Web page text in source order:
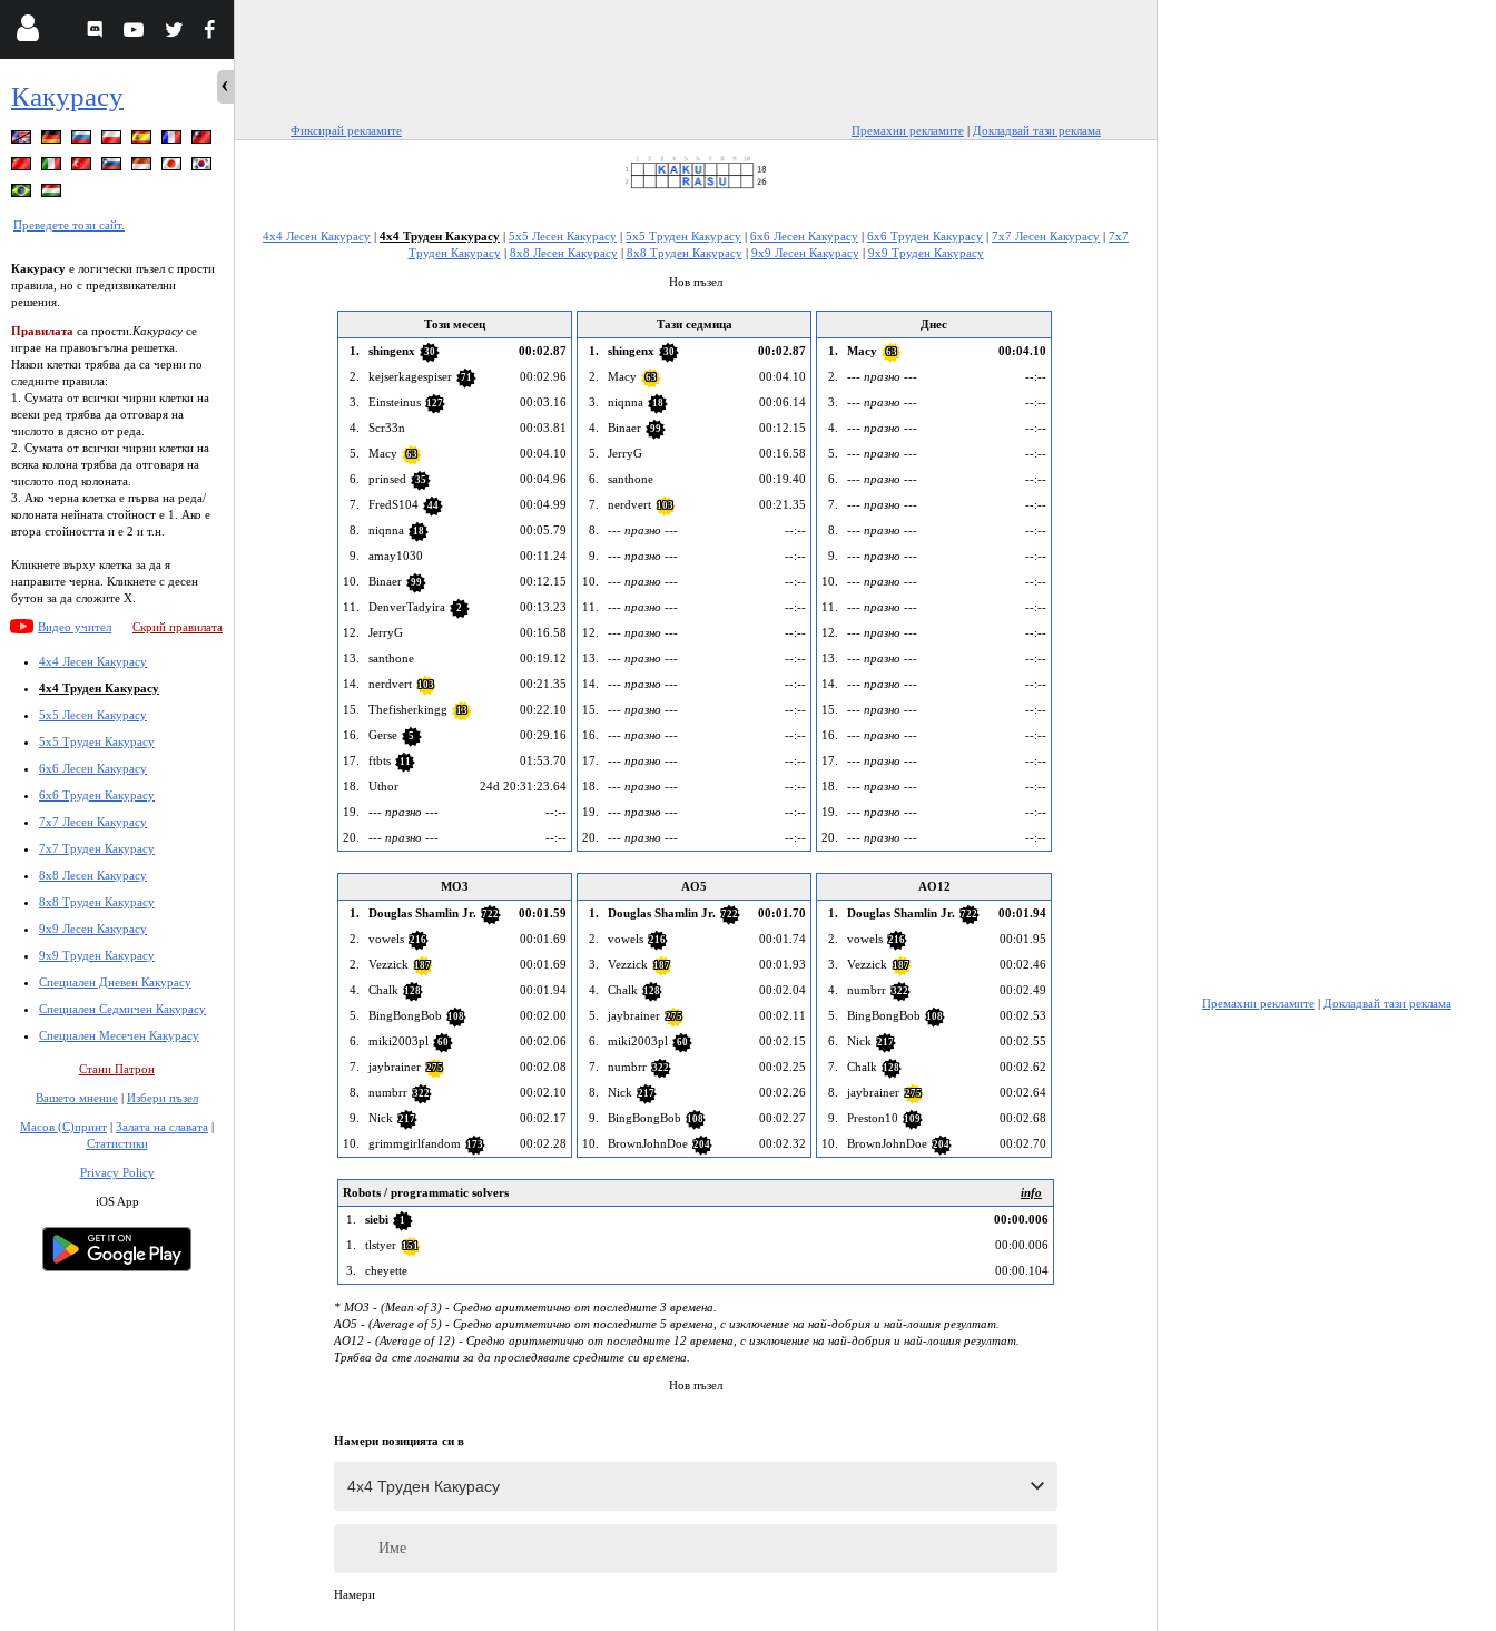
Какурасу
Преведете този сайт.
Какурасу е логически пъзел с прости
правила, но с предизвикателни
решения.
Правилата са прости. Какурасу се
играе на правоъгълна решетка.
Някои клетки трябва да са черни по
следните правила:
1. Сумата от всички чирни клетки на
всеки ред трябва да отговаря на
числото в дясно от реда.
2. Сумата от всички чирни клетки на
всяка колона трябва да отговаря на
числото под колоната.
3. Ако черна клетка е първа на реда/
колоната нейната стойност е 1. Ако е
втора стойността и е 2 и т.н.
Кликнете върху клетка за да я
направите черна. Кликнете с десен
бутон за да сложите X.
Видео учител Скрий правилата
4x4 Лесен Какурасу
4x4 Труден Какурасу
5x5 Лесен Какурасу
5x5 Труден Какурасу
6x6 Лесен Какурасу
6x6 Труден Какурасу
7x7 Лесен Какурасу
7x7 Труден Какурасу
8x8 Лесен Какурасу
8x8 Труден Какурасу
9x9 Лесен Какурасу
9x9 Труден Какурасу
Специален Дневен Какурасу
Специален Седмичен Какурасу
Специален Месечен Какурасу
Стани Патрон
Вашето мнение | Избери пъзел
Масов (С)принт | Залата на славата |
Статистики
Privacy Policy
iOS App
Фиксирай рекламите Премахни рекламите | Докладвай тази реклама
4x4 Лесен Какурасу | 4x4 Труден Какурасу | 5x5 Лесен Какурасу | 5x5 Труден Какурасу | 6x6 Лесен Какурасу | 6x6 Труден Какурасу | 7x7 Лесен Какурасу | 7x7
Труден Какурасу| 8x8 Лесен Какурасу| 8x8 Труден Какурасу| 9x9 Лесен Какурасу| 9x9 Труден Какурасу
Нов пъзел
Този месец
1.
shingenx 30
00:02.87
2.
kejserkagespiser 71
00:02.96
3.
Einsteinus 127
00:03.16
4.
Scr33n
00:03.81
5.
Macy 63
00:04.10
6.
prinsed 35
00:04.96
7.
FredS104 44
00:04.99
8.
niqnna 18
00:05.79
9.
amay1030
00:11.24
10.
Binaer 99
00:12.15
11.
DenverTadyira 2
00:13.23
12.
JerryG
00:16.58
13.
santhone
00:19.12
14.
nerdvert 103
00:21.35
15.
Thefisherkingg 13
00:22.10
16.
Gerse 5
00:29.16
17.
ftbts 11
01:53.70
18.
Uthor
24d 20:31:23.64
19.
--- празно ---
--:--
20.
--- празно --- --:--
Тази седмица
1.
shingenx 30
00:02.87
2.
Macy 63
00:04.10
3.
niqnna 18
00:06.14
4.
Binaer 99
00:12.15
5.
JerryG
00:16.58
6.
santhone
00:19.40
7.
nerdvert 103
00:21.35
8.
--- празно ---
--:--
9.
--- празно ---
--:--
10.
--- празно ---
--:--
11.
--- празно ---
--:--
12.
--- празно ---
--:--
13.
--- празно ---
--:--
14.
--- празно ---
--:--
15.
--- празно ---
--:--
16.
--- празно ---
--:--
17.
--- празно ---
--:--
18.
--- празно ---
--:--
19.
--- празно ---
--:--
20.
--- празно --- --:--
Днес
1.
Macy 63
00:04.10
2.
--- празно ---
--:--
3.
--- празно ---
--:--
4.
--- празно ---
--:--
5.
--- празно ---
--:--
6.
--- празно ---
--:--
7.
--- празно ---
--:--
8.
--- празно ---
--:--
9.
--- празно ---
--:--
10.
--- празно ---
--:--
11.
--- празно ---
--:--
12.
--- празно ---
--:--
13.
--- празно ---
--:--
14.
--- празно ---
--:--
15.
--- празно ---
--:--
16.
--- празно ---
--:--
17.
--- празно ---
--:--
18.
--- празно ---
--:--
19.
--- празно ---
--:--
20.
--- празно --- --:--
MO3
1.
Douglas Shamlin Jr. 722
00:01.59
2.
vowels 216
00:01.69
2.
Vezzick 187
00:01.69
4.
Chalk 128
00:01.94
5.
BingBongBob 108
00:02.00
6.
miki2003pl 60
00:02.06
7.
jaybrainer 275
00:02.08
8.
numbrr 322
00:02.10
9.
Nick 217
00:02.17
10.
grimmgirlfandom 173 00:02.28
AO5
1.
Douglas Shamlin Jr. 722
00:01.70
2.
vowels 216
00:01.74
3.
Vezzick 187
00:01.93
4.
Chalk 128
00:02.04
5.
jaybrainer 275
00:02.11
6.
miki2003pl 60
00:02.15
7.
numbrr 322
00:02.25
8.
Nick 217
00:02.26
9.
BingBongBob 108
00:02.27
10.
BrownJohnDoe 204 00:02.32
AO12
1.
Douglas Shamlin Jr. 722
00:01.94
2.
vowels 216
00:01.95
3.
Vezzick 187
00:02.46
4.
numbrr 322
00:02.49
5.
BingBongBob 108
00:02.53
6.
Nick 217
00:02.55
7.
Chalk 128
00:02.62
8.
jaybrainer 275
00:02.64
9.
Preston10 109
00:02.68
10.
BrownJohnDoe 204 00:02.70
Robots / programmatic solvers
info
1.
siebi 1
00:00.006
1.
tlstyer 151
00:00.006
3.
cheyette 00:00.104
* MO3 - (Mean of 3) - Средно аритметично от последните 3 времена.
AO5 - (Average of 5) - Средно аритметично от последните 5 времена, с изключение на най-добрия и най-лошия резултат.
AO12 - (Average of 12) - Средно аритметично от последните 12 времена, с изключение на най-добрия и най-лошия резултат.
Трябва да сте логнати за да проследявате средните си времена.
Нов пъзел
Намери позицията си в
Име
Намери
Премахни рекламите | Докладвай тази реклама